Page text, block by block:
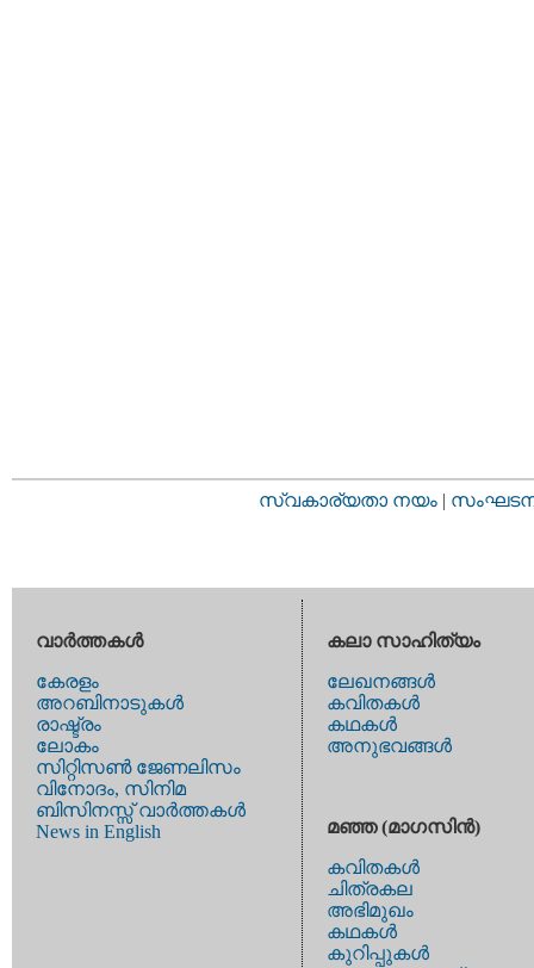
സ്വകാര്യതാ നയം |
വാര്‍ത്തകള്‍
കേരളം
അറബിനാടുകള്‍
രാഷ്ട്രം
ലോകം
സിറ്റിസണ്‍ ജേണലിസം
വിനോദം, സിനിമ
ബിസിനസ്സ് വാര്‍ത്തകള്‍
News in English
കലാ സാഹിത്യം
ലേഖനങ്ങള്‍
കവിതകള്‍
കഥകള്‍
അനുഭവങ്ങള്‍
മഞ്ഞ (മാഗസിന്‍)
കവിതകള്‍
ചിത്രകല
അഭിമുഖം
കഥകള്‍
കുറിപ്പുകള്‍